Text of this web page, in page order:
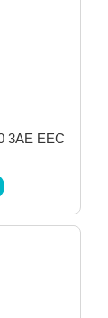
3AE EEC